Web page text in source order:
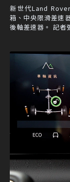
新世代Land
箱、中央限滑差速
後軸差速器。 記者